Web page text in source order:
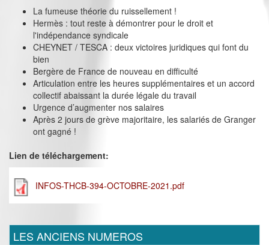
La fumeuse théorie du ruissellement !
Hermès : tout reste à démontrer pour le droit et
l'indépendance syndicale
CHEYNET / TESCA : deux victoires juridiques qui font du
bien
Bergère de France de nouveau en difficulté
Articulation entre les heures supplémentaires et un accord
collectif abaissant la durée légale du travail
Urgence d’augmenter nos salaires
Après 2 jours de grève majoritaire, les salariés de Granger
ont gagné !
Lien de téléchargement:
INFOS-THCB-394-OCTOBRE-2021.pdf
LES ANCIENS NUMEROS